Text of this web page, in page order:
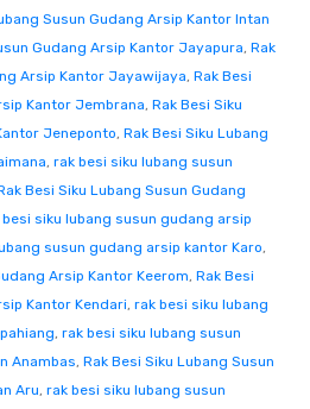
Susun Gudang Arsip Kantor Intan
Gudang Arsip Kantor Jayapura, Rak
Arsip Kantor Jayawijaya, Rak Besi
Kantor Jembrana, Rak Besi Siku
Jeneponto, Rak Besi Siku Lubang
, rak besi siku lubang susun
Besi Siku Lubang Susun Gudang
besi siku lubang susun gudang arsip
susun gudang arsip kantor Karo,
Arsip Kantor Keerom, Rak Besi
Kantor Kendari, rak besi siku lubang
, rak besi siku lubang susun
Anambas, Rak Besi Siku Lubang Susun
Aru, rak besi siku lubang susun